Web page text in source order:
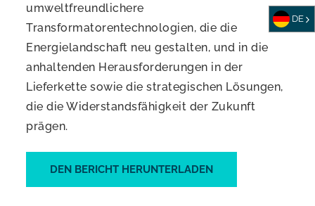
umweltfreundlichere
Transformatorentechnologien, die die
Energielandschaft neu gestalten, und in die
anhaltenden Herausforderungen in der
Lieferkette sowie die strategischen Lösungen,
die die Widerstandsfähigkeit der Zukunft
prägen.
DEN BERICHT HERUNTERLADEN
DE